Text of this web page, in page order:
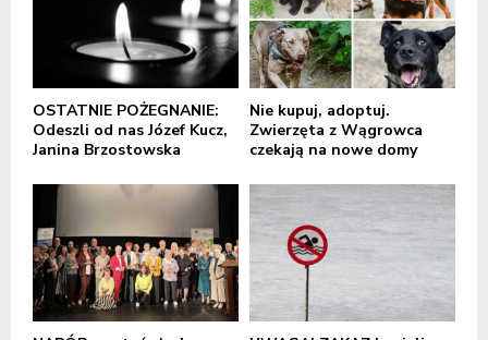
OSTATNIE POŻEGNANIE:
Odeszli od nas Józef Kucz,
Janina Brzostowska
Nie kupuj, adoptuj.
Zwierzęta z Wągrowca
czekają na nowe domy